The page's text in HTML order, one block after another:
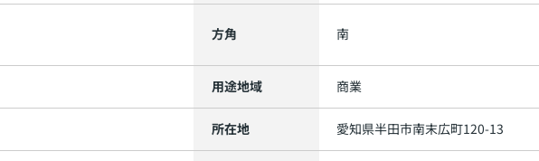
方角 南
用途地域 商業
所在地 愛知県半田市南末広町120-13